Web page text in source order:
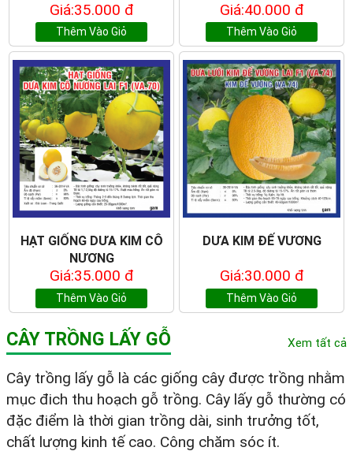
Giá:35.000 đ
Thêm Vào Giỏ
Giá:40.000 đ
Thêm Vào Giỏ
HẠT GIỐNG DƯA KIM CÔ
NƯƠNG
Giá:35.000 đ
Thêm Vào Giỏ
DƯA KIM ĐẾ VƯƠNG
Giá:30.000 đ
Thêm Vào Giỏ
CÂY TRỒNG LẤY GỖ Xem tất cả
Cây trồng lấy gỗ là các giống cây được trồng nhằm
mục đich thu hoạch gỗ trồng. Cây lấy gỗ thường có
đặc điểm là thời gian trồng dài, sinh trưởng tốt,
chất lượng kinh tế cao. Công chăm sóc ít.